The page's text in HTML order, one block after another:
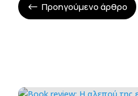
# Προηγούμενο άρθρο